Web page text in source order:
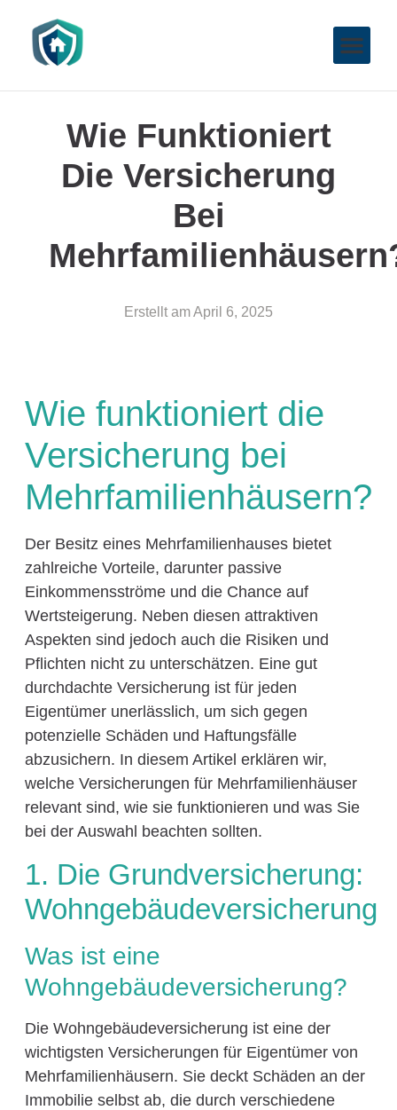
Wie Funktioniert
Die Versicherung
Bei
Erstellt amApril 6, 2025
Wie funktioniert die
Versicherung bei
Mehrfamilienhäusern?
Der Besitz eines Mehrfamilienhauses bietet
zahlreiche Vorteile, darunter passive
Einkommensströme und die Chance auf
Wertsteigerung. Neben diesen attraktiven
Aspekten sind jedoch auch die Risiken und
Pflichten nicht zu unterschätzen. Eine gut
durchdachte Versicherung ist für jeden
Eigentümer unerlässlich, um sich gegen
potenzielle Schäden und Haftungsfälle
abzusichern. In diesem Artikel erklären wir,
welche Versicherungen für Mehrfamilienhäuser
relevant sind, wie sie funktionieren und was Sie
bei der Auswahl beachten sollten.
1. Die Grundversicherung:
Wohngebäudeversicherung
Was ist eine
Wohngebäudeversicherung?
Die Wohngebäudeversicherung ist eine der
wichtigsten Versicherungen für Eigentümer von
Mehrfamilienhäusern. Sie deckt Schäden an der
Immobilie selbst ab, die durch verschiedene